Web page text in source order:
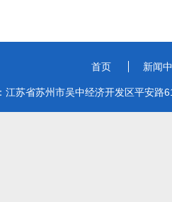
首页 新闻
江苏省苏州市吴中经济开发区平安